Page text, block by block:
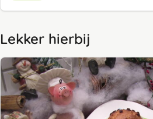
Lekker hierbij